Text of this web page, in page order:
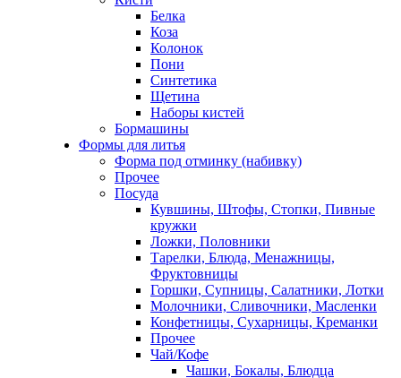
Белка
Коза
Колонок
Пони
Синтетика
Щетина
Наборы кистей
Бормашины
Формы для литья
Форма под отминку (набивку)
Прочее
Посуда
Кувшины, Штофы, Стопки, Пивные
кружки
Ложки, Половники
Тарелки, Блюда, Менажницы,
Фруктовницы
Горшки, Супницы, Салатники, Лотки
Молочники, Сливочники, Масленки
Конфетницы, Сухарницы, Креманки
Прочее
Чай/Кофе
Чашки, Бокалы, Блюдца